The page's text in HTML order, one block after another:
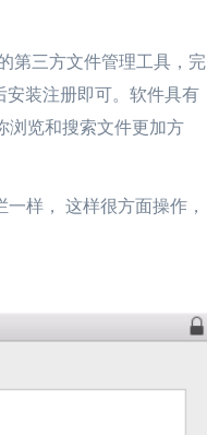
第三方文件管理工具，完
安装注册即可。软件具有
浏览和搜索文件更加方
样， 这样很方面操作，